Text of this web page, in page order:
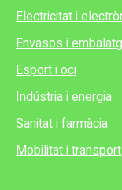
Electricitat i
Envasos i
Esport i oci
Indústria i energia
Sanitat i farmàcia
Mobilitat i transport